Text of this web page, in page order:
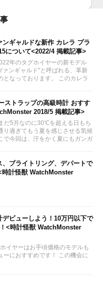
ンギャルドな新作 カレラ プラ
について<2022/4 掲載記事>
年のタグホイヤーの新モデル
ァンギャルド"と呼ばれる、革新
となっております。 このカレラ
ストラップの高級時計 おすす
2018/5 掲載記事>
だ5月なのに30℃を超える日もち
り過ぎてもう夏を感じさせる気候
で今回は、汗をかく夏にもガンガ
、ブライトリング、デパートで
時計怪獣 WatchMonster
デビューしよう！10万円以下で
<時計怪獣 WatchMonster
イヤーはお手頃価格のモデルも
ーにおすすめです！ この機会に